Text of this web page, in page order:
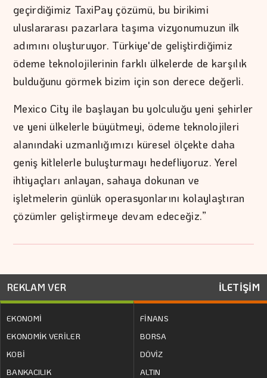
geçirdiğimiz TaxiPay çözümü, bu birikimi
uluslararası pazarlara taşıma vizyonumuzun ilk
adımını oluşturuyor. Türkiye'de geliştirdiğimiz
ödeme teknolojilerinin farklı ülkelerde de karşılık
bulduğunu görmek bizim için son derece değerli.
Mexico City ile başlayan bu yolculuğu yeni şehirler
ve yeni ülkelerle büyütmeyi, ödeme teknolojileri
alanındaki uzmanlığımızı küresel ölçekte daha
geniş kitlelerle buluşturmayı hedefliyoruz. Yerel
ihtiyaçları anlayan, sahaya dokunan ve
işletmelerin günlük operasyonlarını kolaylaştıran
çözümler geliştirmeye devam edeceğiz.”
REKLAM VER İLETİŞİM
EKONOMİ
EKONOMİK VERİLER
KOBİ
BANKACILIK
FİNANS
BORSA
DÖVİZ
ALTIN